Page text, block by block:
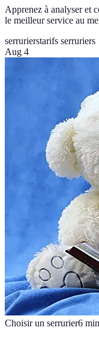
Apprenez à analyser et
le meilleur service au
serrurierstarifs serruriers
Aug 4
Choisir un serrurier6 min